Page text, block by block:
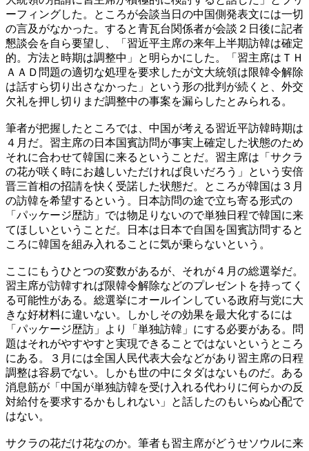
ーフィングした。ところが会談当日の中国側発表文には一切
の言及がなかった。すると青瓦台関係者が会談２日後に記者
懇談会を自ら要望し、「習近平主席の来年上半期訪韓は確定
的。方法と時期は調整中」と明らかにした。「習主席はＴＨ
ＡＡＤ問題の適切な処理を要求したが文大統領は限韓令解除
は話すら切り出さなかった」という形の批判が続くと、外交
欠礼を押し切りまだ調整中の事案を漏らしたとみられる。
筆者が把握したところでは、中国が考える習近平訪韓時期は
４月だ。習主席の日本国賓訪問が事実上確定した状態のため
それに合わせて韓国に来るということだ。習主席は「サクラ
の花が咲く時にお越しいただければ良いだろう」という安倍
晋三首相の招請を快く受諾した状態だ。ところが韓国は３月
の訪韓を希望するという。日本訪問の途で立ち寄る形式の
「パッケージ歴訪」では物足りないので単独日程で韓国に来
てほしいということだ。日本は日本で自国を国賓訪問すると
ころに韓国を組み入れることに気が乗らないという。
ここにもうひとつの変数があるが、それが４月の総選挙だ。
習主席が訪韓すれば限韓令解除などのプレゼントを持ってく
る可能性がある。総選挙にオールインしている政府与党に大
きな好材料に違いない。しかしその効果を最大化するには
「パッケージ歴訪」より「単独訪韓」にする必要がある。問
題はそれがやすやすと実現できることではないというところ
にある。３月には全国人民代表大会などがあり習主席の日程
調整は容易でない。しかも世の中にタダはないものだ。ある
消息筋が「中国が単独訪韓を受け入れる代わりに何らかの反
対給付を要求するかもしれない」と話したのもいらぬ心配で
はない。
サクラの花だけ花なのか。筆者も習主席がどうせソウルに来